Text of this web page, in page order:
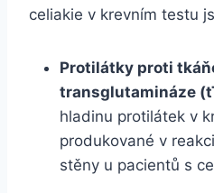
celiakie v krevním testu
Protilátky proti
transglutamináze
hladinu protilátek v
produkované v
stěny u pacientů s